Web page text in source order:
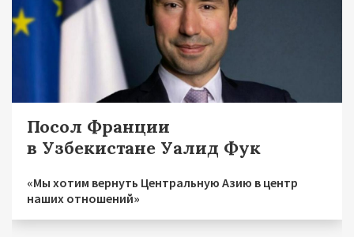
Посол Франции
в Узбекистане Уалид Фук
«Мы хотим вернуть Центральную Азию в центр
наших отношений»